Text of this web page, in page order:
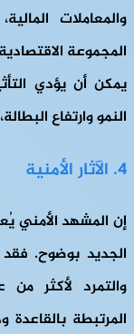
والمعاملات
المجموعة
يمكن أن يؤدي
النمو وارتفاع
4. الآثار الأمنية
إن المشهد الأمني
الجديد بوضوح.
والتمرد لأكثر
المرتبطة